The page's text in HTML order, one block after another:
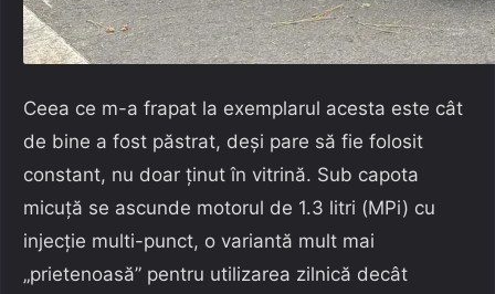
Ceea ce m-a frapat la exemplarul acesta este cât
de bine a fost păstrat, deși pare să fie folosit
constant, nu doar ținut în vitrină. Sub capota
micuță se ascunde motorul de 1.3 litri (MPi) cu
injecție multi-punct, o variantă mult mai
„prietenoasă” pentru utilizarea zilnică decât